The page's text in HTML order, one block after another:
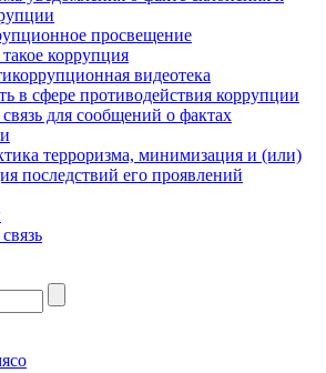
просвещение
коррупция
видеотека
в сфере противодействия коррупции
для сообщений о фактах
терроризма, минимизация и (или)
последствий его проявлений